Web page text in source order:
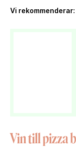
Vi rekommenderar:
Vin till pizza